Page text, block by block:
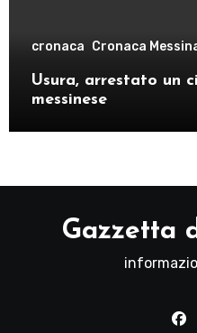
cronaca Cronaca
Usura, arrestato un
messinese
Gazzetta